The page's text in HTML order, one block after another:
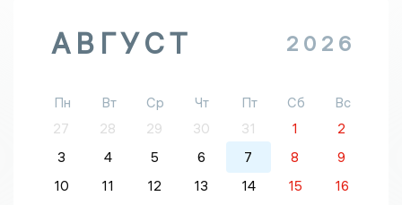
АВГУСТ 2026
Пн Вт Ср Чт Пт Сб
Вс
27
28 29 30 31 1
2
3
4 5 6 7 8
9
10
11 12 13 14 15
16